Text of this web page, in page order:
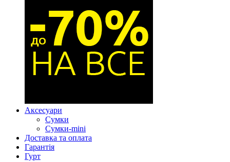
Аксесуари
Сумки
Сумки-mini
Доставка та оплата
Гарантія
Гурт